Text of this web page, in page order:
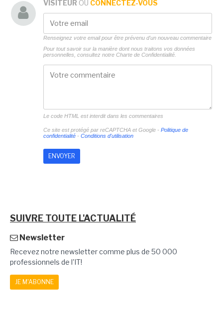
VISITEUR OU CONNECTEZ-VOUS
Renseignez votre email pour être prévenu d'un nouveau commentaire
Pour tout savoir sur la manière dont nous traitons vos données
personnelles, consultez notre Charte de Confidentialité.
Le code HTML est interdit dans les commentaires
Ce site est protégé par reCAPTCHA et Google - Politique de
confidentialité- Conditions d'utilisation
SUIVRE TOUTE L'ACTUALITÉ
Newsletter
Recevez notre newsletter comme plus de 50 000
professionnels de l'IT!
JE M'ABONNE